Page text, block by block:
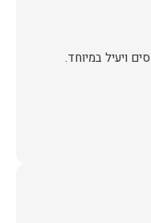
ויעיל במיוחד.